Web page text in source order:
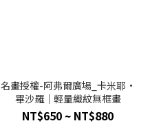
名畫授權-阿弗爾廣場_卡米耶·
畢沙羅｜輕量織紋無框畫
NT$650 ~ NT$880